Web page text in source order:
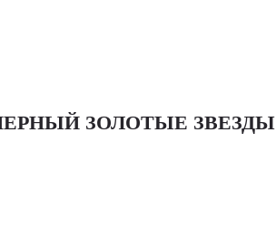
ЗОЛОТЫЕ ЗВЕЗДЫ